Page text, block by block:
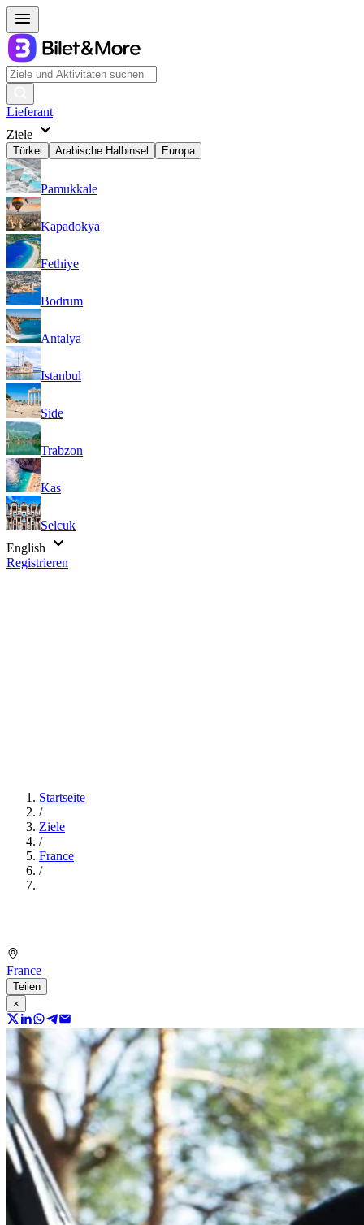
Lieferant
Ziele
Türkei Arabische Halbinsel Europa
Pamukkale
Kapadokya
Fethiye
Bodrum
Antalya
Istanbul
Side
Trabzon
Kas
Selcuk
English
Registrieren
Startseite
/
Ziele
/
France
/
France
Teilen
×